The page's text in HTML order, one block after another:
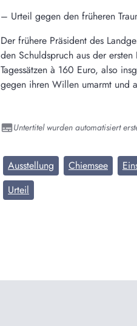
– Urteil gegen den früheren
Der frühere Präsident des
den Schuldspruch aus der
Tagessätzen à 160 Euro, also
gegen ihren Willen umarmt und
Untertitel wurden automatisiert
Ausstellung Chiemsee
Urteil